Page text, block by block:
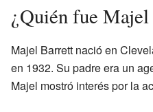
¿Quién fue
Majel Barrett nació en
en 1932. Su padre era un
Majel mostró interés por la